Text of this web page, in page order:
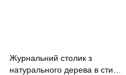
Журнальний столик з
натурального дерева в стилі